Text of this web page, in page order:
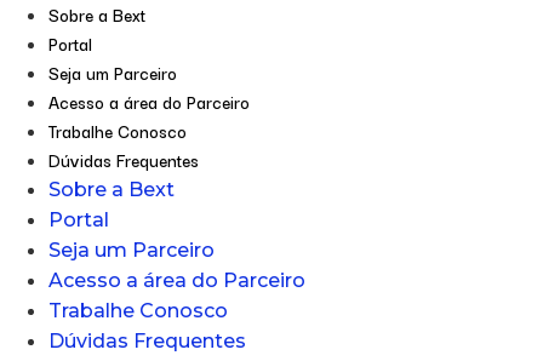
Sobre a Bext
Portal
Seja um Parceiro
Acesso a área do Parceiro
Trabalhe Conosco
Dúvidas Frequentes
Sobre a Bext
Portal
Seja um Parceiro
Acesso a área do Parceiro
Trabalhe Conosco
Dúvidas Frequentes